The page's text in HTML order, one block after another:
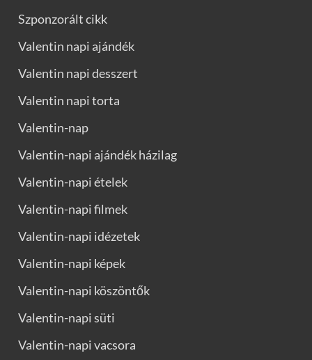
Szponzorált cikk
Valentin napi ajándék
Valentin napi desszert
Valentin napi torta
Valentin-nap
Valentin-napi ajándék házilag
Valentin-napi ételek
Valentin-napi filmek
Valentin-napi idézetek
Valentin-napi képek
Valentin-napi köszöntők
Valentin-napi süti
Valentin-napi vacsora